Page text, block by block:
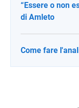
“Essere o non
di Amleto
Come fare